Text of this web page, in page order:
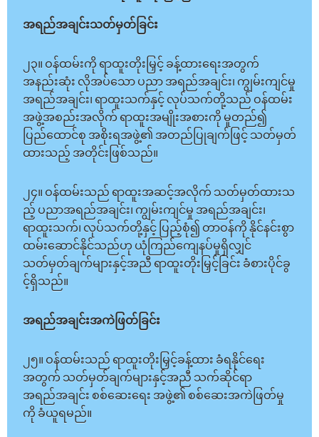
အရည်အချင်းသတ်မှတ်ခြင်း
၂၃။ ဝန်ထမ်းကို ရာထူးတိုးမြှင့် ခန့်ထားရေးအတွက်
အနည်းဆုံး လိုအပ်သော ပညာ အရည်အချင်း၊ ကျွမ်းကျင်မှု
အရည်အချင်း၊ ရာထူးသက်နှင့် လုပ်သက်တို့သည် ဝန်ထမ်း
အဖွဲ့အစည်းအလိုက် ရာထူးအမျိုးအစားကို မူတည်၍
ပြည်ထောင်စု အစိုးရအဖွဲ့၏ အတည်ပြုချက်ဖြင့် သတ်မှတ်
ထားသည့် အတိုင်းဖြစ်သည်။
၂၄။ ဝန်ထမ်းသည် ရာထူးအဆင့်အလိုက် သတ်မှတ်ထားသ
ည့် ပညာအရည်အချင်း၊ ကျွမ်းကျင်မှု အရည်အချင်း၊
ရာထူးသက်၊ လုပ်သက်တို့နှင့် ပြည့်စုံ၍ တာဝန်ကို နိုင်နင်းစွာ
ထမ်းဆောင်နိုင်သည်ဟု ယုံကြည်ကျေနပ်မှုရှိလျှင်
သတ်မှတ်ချက်များနှင့်အညီ ရာထူးတိုးမြှင့်ခြင်း ခံစားပိုင်ခွ
င့်ရှိသည်။
အရည်အချင်းအကဲဖြတ်ခြင်း
၂၅။ ဝန်ထမ်းသည် ရာထူးတိုးမြှင့်ခန့်ထား ခံရနိုင်ရေး
အတွက် သတ်မှတ်ချက်များနှင့်အညီ သက်ဆိုင်ရာ
အရည်အချင်း စစ်ဆေးရေး အဖွဲ့၏ စစ်ဆေးအကဲဖြတ်မှု
ကို ခံယူရမည်။